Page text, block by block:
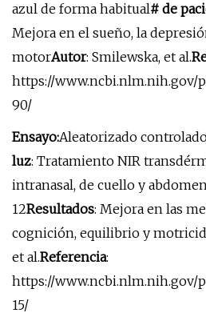
azul de forma habitual# de
Mejora en el sueño, la
motorAutor: Smilewska, et al.
https://www.ncbi.nlm.nih.gov/
90/
Ensayo:Aleatorizado
luz: Tratamiento NIR
intranasal, de cuello y
12Resultados: Mejora en las
cognición, equilibrio y
et al.Referencia:
https://www.ncbi.nlm.nih.gov/
15/